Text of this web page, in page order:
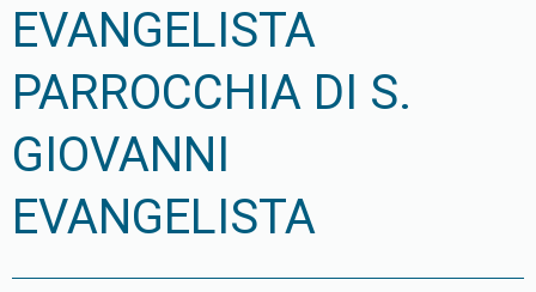
EVANGELISTA
PARROCCHIA DI S.
GIOVANNI
EVANGELISTA